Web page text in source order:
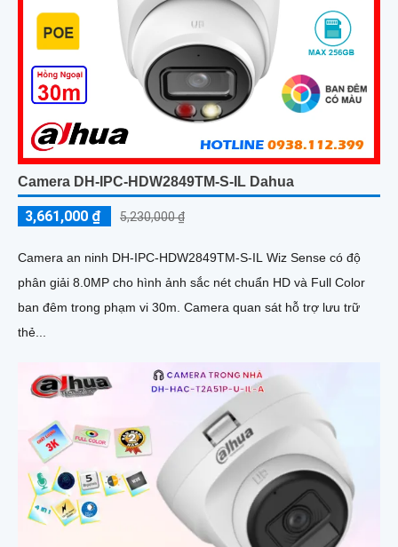
Camera DH-IPC-HDW2849TM-S-IL Dahua
3,661,000 ₫ 5,230,000 ₫
Camera an ninh DH-IPC-HDW2849TM-S-IL Wiz Sense có độ
phân giải 8.0MP cho hình ảnh sắc nét chuẩn HD và Full Color
ban đêm trong phạm vi 30m. Camera quan sát hỗ trợ lưu trữ
thẻ...